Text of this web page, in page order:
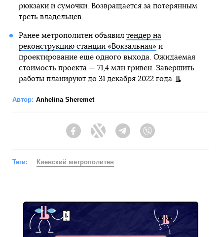
рюкзаки и сумочки. Возвращается за потерянным
треть владельцев.
Ранее метрополитен объявил тендер на
реконструкцию станции «Вокзальная»и
проектирование еще одного выхода. Ожидаемая
стоимость проекта — 71,4 млн гривен. Завершить
работы планируют до 31 декабря 2022 года.
Автор: Anhelina Sheremet
FacebookTwitter Telegram
Теги: Киевский метрополитен